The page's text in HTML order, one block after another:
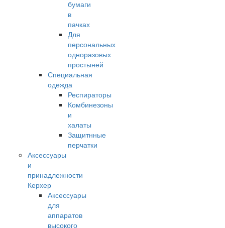
бумаги
в
пачках
Для
персональных
одноразовых
простыней
Специальная
одежда
Респираторы
Комбинезоны
и
халаты
Защитнные
перчатки
Аксессуары
и
принадлежности
Керхер
Аксессуары
для
аппаратов
высокого